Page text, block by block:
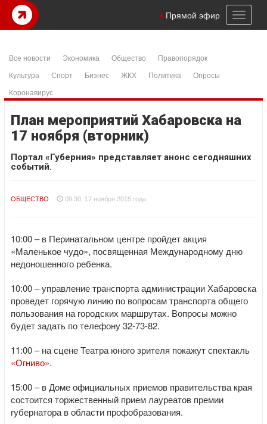
Toggle
Прямой эфир
Все новости Экономика Общество
Правопорядок
Культура
Спорт Бизнес ЖКХ Политика
Опросы
Коронавирус
План мероприятий Хабаровска на
17 ноября (вторник)
Портал «Губерния» представляет анонс сегодняшних
событий.
ОБЩЕСТВО 09:30, 17 ноября 2015 года
10:00 – в Перинатальном центре пройдет акция
«Маленькое чудо», посвященная Международному дню
недоношенного ребенка.
10:00 – управление транспорта администрации Хабаровска
проведет горячую линию по вопросам транспорта общего
пользования на городских маршрутах. Вопросы можно
будет задать по телефону 32-73-82.
11:00 – на сцене Театра юного зрителя покажут спектакль
«Огниво».
15:00 – в Доме официальных приемов правительства края
состоится торжественный прием лауреатов премии
губернатора в области профобразования.